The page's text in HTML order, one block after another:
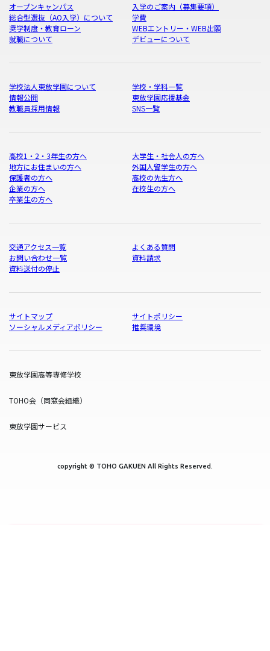
オープンキャンパス
入学のご案内（募集要項）
総合型選抜（AO入学）について
学費
奨学制度・教育ローン
WEBエントリー・WEB出願
就職について
デビューについて
学校法人東放学園について
学校・学科一覧
情報公開
東放学園応援基金
教職員採用情報
SNS一覧
高校1・2・3年生の方へ
大学生・社会人の方へ
地方にお住まいの方へ
外国人留学生の方へ
保護者の方へ
高校の先生方へ
企業の方へ
在校生の方へ
卒業生の方へ
交通アクセス一覧
よくある質問
お問い合わせ一覧
資料請求
資料送付の停止
サイトマップ
サイトポリシー
ソーシャルメディアポリシー
推奨環境
東放学園高等専修学校
TOHO会（同窓会組織）
東放学園サービス
copyright © TOHO GAKUEN All Rights Reserved.